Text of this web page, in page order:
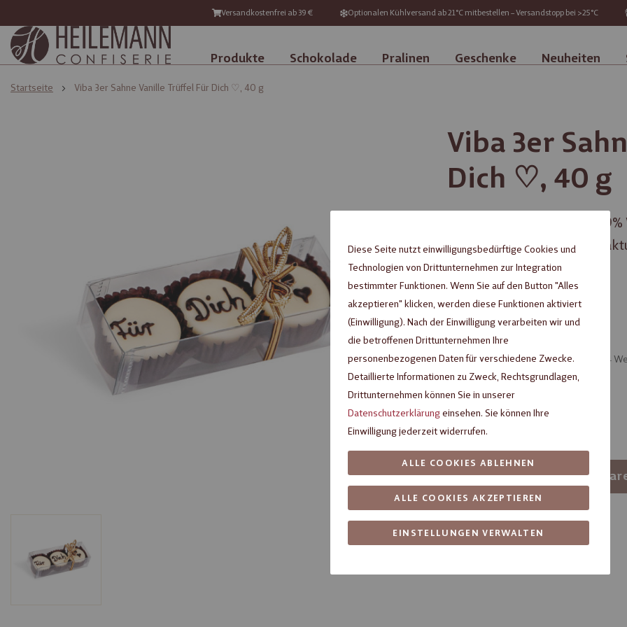
Versandkostenfrei ab 39 € Optionalen Kühlversand ab 21°C mitbestellen – Versandstopp bei >25°C
Produkte Schokolade Pralinen Geschenke Neuheiten
Startseite Viba 3er Sahne Vanille Trüffel Für Dich ♡, 40 g
Viba 3er
Dich ♡, 40 g
3,99 €
Sahne-Vanille-Trüffel mit
fertiggestellt in der
Inhalt: 0,041 kg (98,52 € / 1 kg)
Artikel verfügbar, Lieferzeit ca. 3 – 4
Verpackungseinheit
1
- + In den
Fragen zum Produkt?
Diese Seite nutzt einwilligungsbedürftige Cookies und
Technologien von Drittunternehmen zur Integration
bestimmter Funktionen. Wenn Sie auf den Button "Alles
akzeptieren" klicken, werden diese Funktionen aktiviert
(Einwilligung). Nach der Einwilligung verarbeiten wir und
die betroffenen Drittunternehmen Ihre
personenbezogenen Daten für verschiedene Zwecke.
Detaillierte Informationen zu Zweck, Rechtsgrundlagen,
Drittunternehmen können Sie in unserer
Datenschutzerklärungeinsehen. Sie können Ihre
Einwilligung jederzeit widerrufen.
EINSTELLUNGEN VERWALTEN
ALLE COOKIES AKZEPTIEREN
ALLE COOKIES ABLEHNEN